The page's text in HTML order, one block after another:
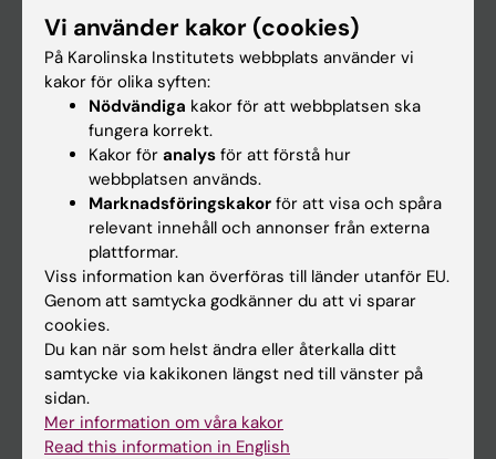
Ladok
Canvas
Schema
Studentmejlen
Kurs- och programwebbar
Student på KI
Medarbetare
Medarbetarportalen
Kontakta och besök KI
Universitetsbiblioteket
Stöd forskning och utbildning
Vi använder kakor (cookies)
På Karolinska Institutets webbplats använder vi
kakor för olika syften:
Nödvändiga kakor för att webbplatsen ska
fungera korrekt.
Kakor för analys för att förstå hur
webbplatsen används.
Marknadsföringskakor för att visa och spåra
relevant innehåll och annonser från externa
plattformar.
Viss information kan överföras till länder utanför EU.
Genom att samtycka godkänner du att vi sparar
cookies.
Du kan när som helst ändra eller återkalla ditt
samtycke via kakikonen längst ned till vänster på
sidan.
Mer information om våra kakor
Read this information in English